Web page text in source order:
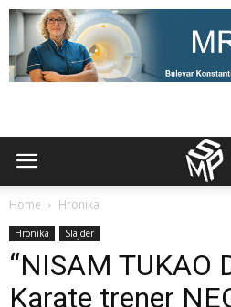
Home Hronika
Hronika Slajder
“NISAM TUKAO
Karate trener